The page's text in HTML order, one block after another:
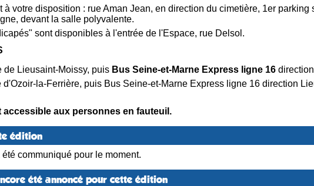
à votre disposition : rue Aman Jean, en direction du cimetière, 1er parking
devant la salle polyvalente.
sont disponibles à l'entrée de l'Espace, rue Delsol.
de Lieusaint-Moissy, puis Bus Seine-et-Marne Express ligne 16
d'Ozoir-la-Ferrière, puis Bus Seine-et-Marne Express ligne 16 direction
accessible aux personnes en fauteuil.
édition
communiqué pour le moment.
été annoncé pour cette édition